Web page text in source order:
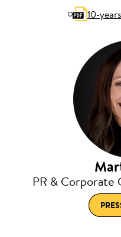
10-
PR & Corporate